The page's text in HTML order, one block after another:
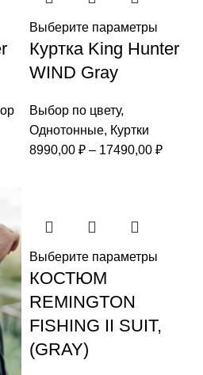
₽
₽
Выберите параметры
Куртка King Hunter
WIND Gray
Выбор по цвету,
Однотонные, Куртки
8990,00 ₽ – 17490,00 ₽
Выберите параметры
КОСТЮМ
REMINGTON
FISHING II SUIT,
(GRAY)